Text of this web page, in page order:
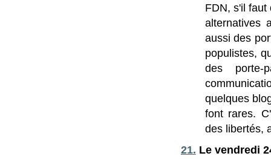
FDN, s'il faut
alternatives
aussi des
populistes,
des porte-
quelques
font rares.
des libertés,
21. Le vendredi